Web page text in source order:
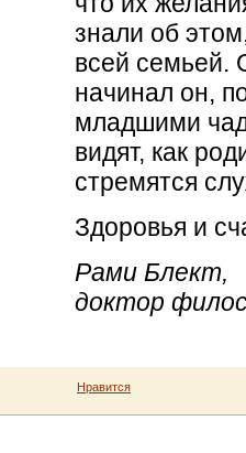
знали об
всей семьей.
начинал он,
младшими
видят, как
стремятся
Здоровья и
Рами Блект,
доктор
Нравится